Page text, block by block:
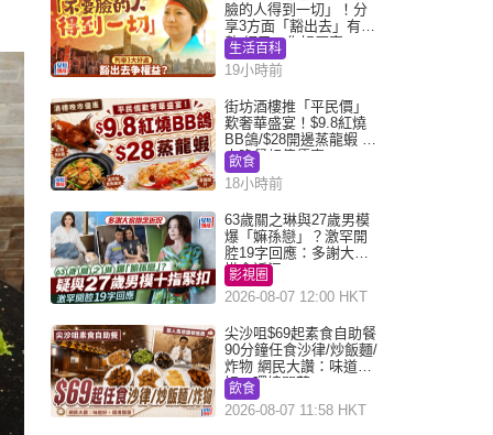
臉的人得到一切」！分
享3方面「豁出去」有著
數 網民：你好厲害
生活百科
19小時前
街坊酒樓推「平民價」
歎奢華盛宴！$9.8紅燒
BB鴿/$28開邊蒸龍蝦 3
大晚餐超值優惠
飲食
18小時前
63歲關之琳與27歲男模
爆「嫲孫戀」？激罕開
腔19字回應：多謝大家
掛念近況
影視圈
2026-08-07 12:00 HKT
尖沙咀$69起素食自助餐
90分鐘任食沙律/炒飯麵/
炸物 網民大讚：味道
好，環境闊落
飲食
2026-08-07 11:58 HKT